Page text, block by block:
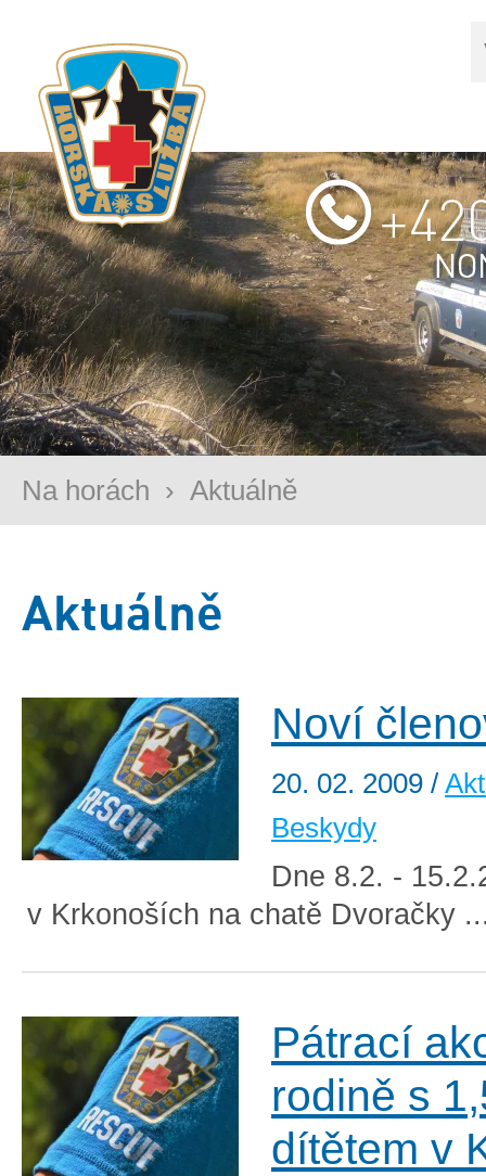
Na horách › Aktuálně
Aktuálně
Noví
20. 02. 2009 /
Beskydy
Dne 8.2. -
v Krkonoších na chatě Dvoračky
Pátrací
rodině s
dítětem v